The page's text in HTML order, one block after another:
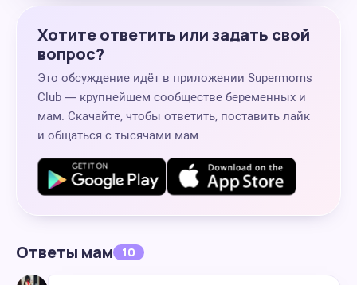
Хотите ответить или задать свой
вопрос?
Это обсуждение идёт в приложении Supermoms
Club — крупнейшем сообществе беременных и
мам. Скачайте, чтобы ответить, поставить лайк
и общаться с тысячами мам.
Ответы мам 10